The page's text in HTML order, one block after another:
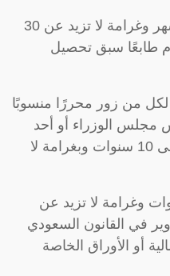
ـ السجن مدة لا تتجاوز ثلاث أشهر وغرامة لا تزيد عن 30
طابعًا سبق تحصيل
إلى 10 سنوات لكل من زور محررًا منسوبًا
مجلس الوزراء أو أحد
نوابه، ويعاقب بالسجن من 3 إلى 10 سنوات وبغرامة لا
وغرامة لا تزيد عن
في القانون السعودي
أو الأوراق الخاصة